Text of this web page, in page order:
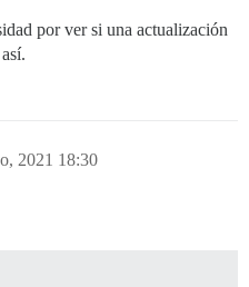
por ver si una actualización
2021 18:30